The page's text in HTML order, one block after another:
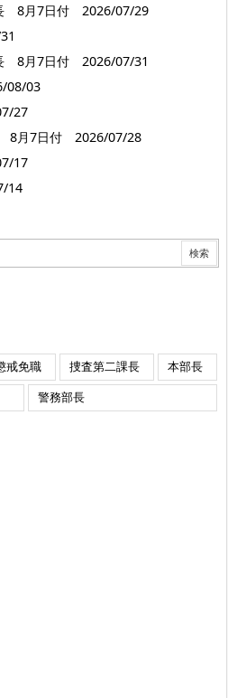
8月7日付 2026/07/29
8月7日付 2026/07/31
08/03
27
8月7日付 2026/07/28
17
14
戒免職 捜査第二課長
本部長
警務部長